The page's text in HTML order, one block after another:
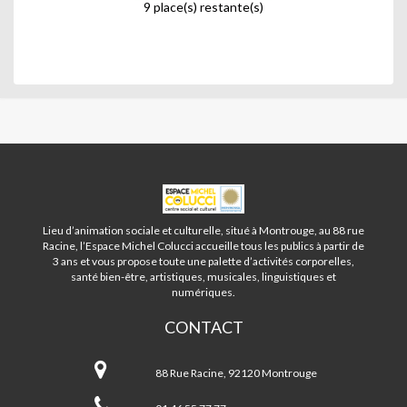
La semaine suivant est dédiée à l'analyse des images faites
9 place(s) restante(s)
ESPACE
MICHEL
COLUCCI
-
MONTROUGE
Lieu d’animation sociale et culturelle, situé à Montrouge, au 88 rue
Racine, l’Espace Michel Colucci accueille tous les publics à partir de
3 ans et vous propose toute une palette d’activités corporelles,
santé bien-être, artistiques, musicales, linguistiques et
numériques.
CONTACT
Michel
Colucci
88 Rue Racine, 92120 Montrouge